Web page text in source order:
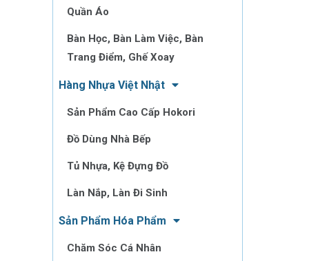
Quần Áo
Bàn Học, Bàn Làm Việc, Bàn
Trang Điểm, Ghế Xoay
Hàng Nhựa Việt Nhật
Sản Phẩm Cao Cấp Hokori
Đồ Dùng Nhà Bếp
Tủ Nhựa, Kệ Đựng Đồ
Làn Nắp, Làn Đi Sinh
Sản Phẩm Hóa Phẩm
Chăm Sóc Cá Nhân